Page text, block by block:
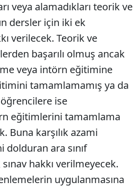
veya alamadıkları teorik ve
dersler için iki ek
verilecek. Teorik ve
başarılı olmuş ancak
veya intörn eğitimine
tamamlamamış ya da
öğrencilere ise
eğitimlerini tamamlama
Buna karşılık azami
ara sınıf
hakkı verilmeyecek.
uygulanmasına